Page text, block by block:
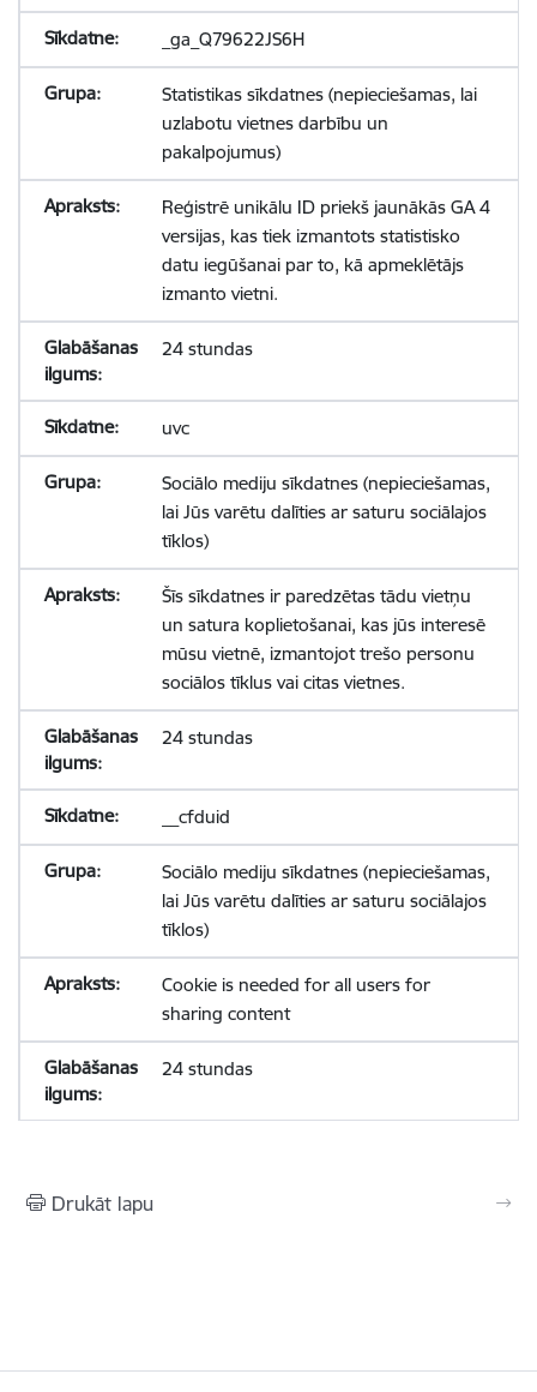
_ga_Q79622JS6H
Statistikas sīkdatnes (nepieciešamas, lai
uzlabotu vietnes darbību un
pakalpojumus)
Reģistrē unikālu ID priekš jaunākās GA 4
versijas, kas tiek izmantots statistisko
datu iegūšanai par to, kā apmeklētājs
izmanto vietni.
24 stundas
uvc
Sociālo mediju sīkdatnes (nepieciešamas,
lai Jūs varētu dalīties ar saturu sociālajos
tīklos)
Šīs sīkdatnes ir paredzētas tādu vietņu
un satura koplietošanai, kas jūs interesē
mūsu vietnē, izmantojot trešo personu
sociālos tīklus vai citas vietnes.
24 stundas
__cfduid
Sociālo mediju sīkdatnes (nepieciešamas,
lai Jūs varētu dalīties ar saturu sociālajos
tīklos)
Cookie is needed for all users for
sharing content
24 stundas
Drukāt lapu